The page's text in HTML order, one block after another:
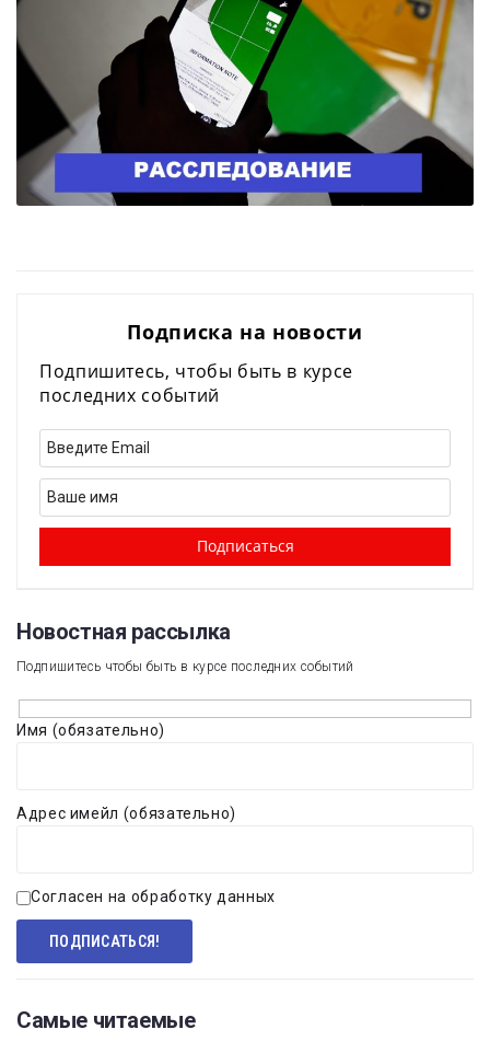
Подписка на новости
Подпишитесь, чтобы быть в курсе
последних событий
Новостная рассылка​
Подпишитесь чтобы быть в курсе последних событий
Имя (обязательно)
Адрес имейл (обязательно)
Согласен на обработку данных
Самые читаемые